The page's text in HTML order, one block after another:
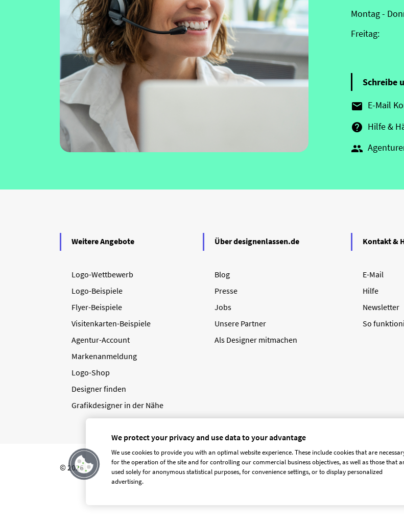
Montag -
Freitag:
Schreibe
 E-Mail
 Hilfe &

Weitere Angebote
Logo-Wettbewerb
Logo-Beispiele
Flyer-Beispiele
Visitenkarten-Beispiele
Agentur-Account
Markenanmeldung
Logo-Shop
Designer finden
Grafikdesigner in der Nähe
Über designenlassen.de
Blog
Presse
Jobs
Unsere Partner
Als Designer mitmachen
Kontakt &
E-Mail
Hilfe
Newsletter
So
© 2026 designenlassen.de AGB Auftraggeber AGB Dienstleister Datenschutz Impressum
We protect your privacy and use data to your advantage
We use cookies to provide you with an optimal website experience. These include cookies that are
for the operation of the site and for controlling our commercial business objectives, as well as those that
used solely for anonymous statistical purposes, for convenience settings, or to display personalized
advertising.